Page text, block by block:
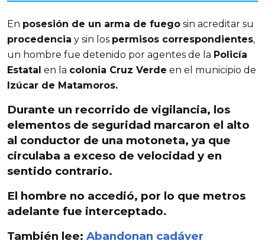
En posesión de un arma de fuego sin acreditar su
procedencia y sin los permisos correspondientes,
un hombre fue detenido por agentes de la Policía
Estatal en la colonia Cruz Verde en el municipio de
Izúcar de Matamoros.
Durante un recorrido de vigilancia, los
elementos de seguridad marcaron el alto
al conductor de una motoneta, ya que
circulaba a exceso de velocidad y en
sentido contrario.
El hombre no accedió, por lo que metros
adelante fue interceptado.
También lee: Abandonan cadáver